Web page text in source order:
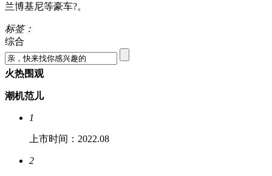
兰博基尼等豪车?。
标签：
综合
火热围观
潮机范儿
1
上市时间：2022.08
2